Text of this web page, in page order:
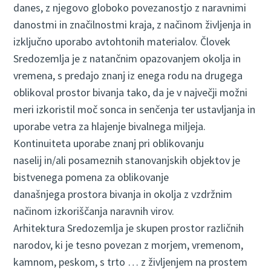
danes, z njegovo globoko povezanostjo z naravnimi
danostmi in značilnostmi kraja, z načinom življenja in
izključno uporabo avtohtonih materialov. Človek
Sredozemlja je z natančnim opazovanjem okolja in
vremena, s predajo znanj iz enega rodu na drugega
oblikoval prostor bivanja tako, da je v največji možni
meri izkoristil moč sonca in senčenja ter ustavljanja in
uporabe vetra za hlajenje bivalnega miljeja.
Kontinuiteta uporabe znanj pri oblikovanju
naselij in/ali posameznih stanovanjskih objektov je
bistvenega pomena za oblikovanje
današnjega prostora bivanja in okolja z vzdržnim
načinom izkoriščanja naravnih virov.
Arhitektura Sredozemlja je skupen prostor različnih
narodov, ki je tesno povezan z morjem, vremenom,
kamnom, peskom, s trto … z življenjem na prostem